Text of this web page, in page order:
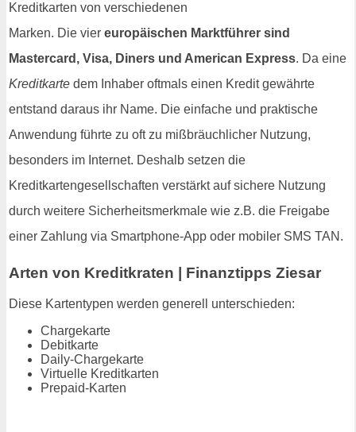
Kreditkarten von verschiedenen
Marken. Die vier europäischen Marktführer sind
Mastercard, Visa, Diners und American Express. Da eine
Kreditkarte dem Inhaber oftmals einen Kredit gewährte
entstand daraus ihr Name. Die einfache und praktische
Anwendung führte zu oft zu mißbräuchlicher Nutzung,
besonders im Internet. Deshalb setzen die
Kreditkartengesellschaften verstärkt auf sichere Nutzung
durch weitere Sicherheitsmerkmale wie z.B. die Freigabe
einer Zahlung via Smartphone-App oder mobiler SMS TAN.
Arten von Kreditkraten | Finanztipps Ziesar
Diese Kartentypen werden generell unterschieden:
Chargekarte
Debitkarte
Daily-Chargekarte
Virtuelle Kreditkarten
Prepaid-Karten